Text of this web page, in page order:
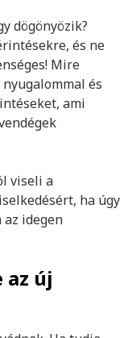
dögönyözik?
és ne
Mire
és
ami
viseli a
ha úgy
az idegen
az új